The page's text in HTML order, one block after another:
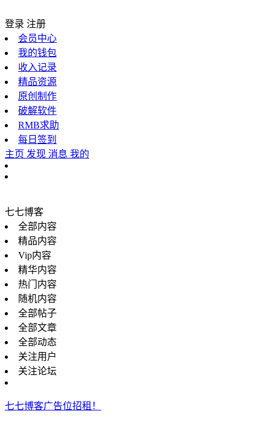
登录 注册
会员中心
我的钱包
收入记录
精品资源
原创制作
破解软件
RMB求助
每日签到
主页 发现 消息 我的
七七博客
全部内容
精品内容
Vip内容
精华内容
热门内容
随机内容
全部帖子
全部文章
全部动态
关注用户
关注论坛
七七博客广告位招租！